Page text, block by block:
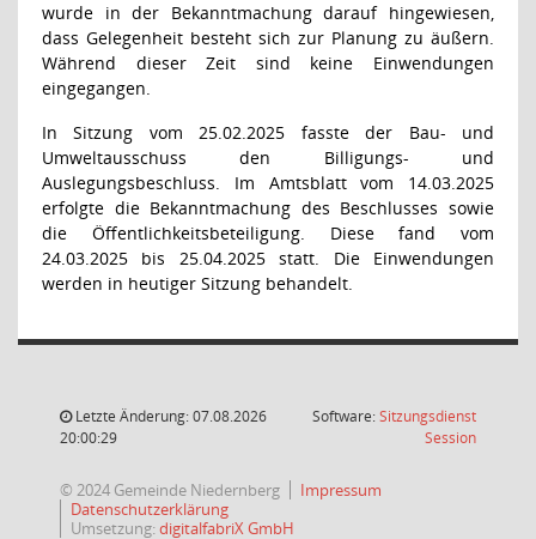
wurde in der Bekanntmachung darauf hingewiesen,
dass Gelegenheit besteht sich zur Planung zu äußern.
Während dieser Zeit sind keine Einwendungen
eingegangen.
In Sitzung vom 25.02.2025 fasste der Bau- und
Umweltausschuss den Billigungs- und
Auslegungsbeschluss. Im Amtsblatt vom 14.03.2025
erfolgte die Bekanntmachung des Beschlusses sowie
die Öffentlichkeitsbeteiligung. Diese fand vom
24.03.2025 bis 25.04.2025 statt. Die Einwendungen
werden in heutiger Sitzung behandelt.
Letzte Änderung: 07.08.2026
20:00:29
Software:Sitzungsdienst
Session(Wird in
© 2024 Gemeinde Niedernberg
Impressum
Datenschutzerklärung
Umsetzung:digitalfabriX GmbH